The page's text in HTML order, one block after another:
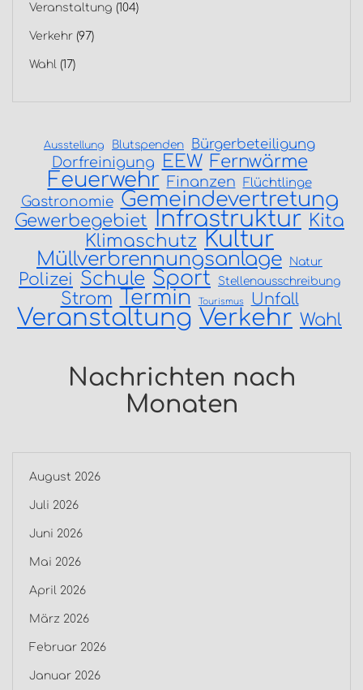
Veranstaltung (104)
Verkehr (97)
Wahl (17)
Ausstellung Blutspenden Bürgerbeteiligung
Dorfreinigung EEW Fernwärme
Feuerwehr Finanzen Flüchtlinge
Gastronomie Gemeindevertretung
Gewerbegebiet Infrastruktur Kita
Klimaschutz Kultur
Müllverbrennungsanlage Natur
Polizei Schule Sport Stellenausschreibung
Strom Termin Tourismus Unfall
Veranstaltung Verkehr Wahl
Nachrichten nach
Monaten
August 2026
Juli 2026
Juni 2026
Mai 2026
April 2026
März 2026
Februar 2026
Januar 2026